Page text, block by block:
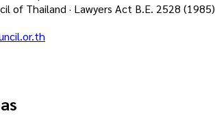
of Thailand · Lawyers Act B.E. 2528 (1985)